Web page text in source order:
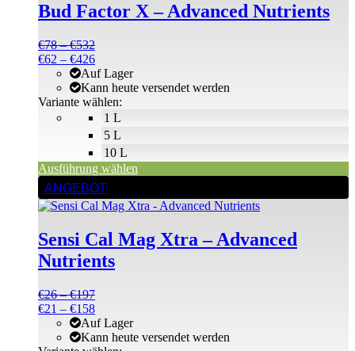
Bud Factor X – Advanced Nutrients
€78 –€532Preisspanne:
€78
bis
€532
€62 – €426Preisspanne:
€62
bis
€426
1 L
5 L
10 L
Auf Lager
Kann heute versendet werden
Variante wählen:
Ausführung wählen
Varianten
auf.
Die
Optionen
können
der
Produktseite
gewählt
ANGEBOT
Sensi Cal Mag Xtra – Advanced
Nutrients
€26 –€197Preisspanne:
€26
bis
€197
€21 – €158Preisspanne:
€21
bis
Auf Lager
Kann heute versendet werden
Dieses
Produkt
weist
Varianten
auf.
Die
können
auf
Produktseite